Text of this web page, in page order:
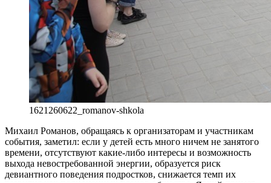
1621260622_romanov-shkola
Михаил Романов, обращаясь к организаторам и участникам
события, заметил: если у детей есть много ничем не занятого
времени, отсутствуют какие-либо интересы и возможность
выхода невостребованной энергии, образуется риск
девиантного поведения подростков, снижается темп их